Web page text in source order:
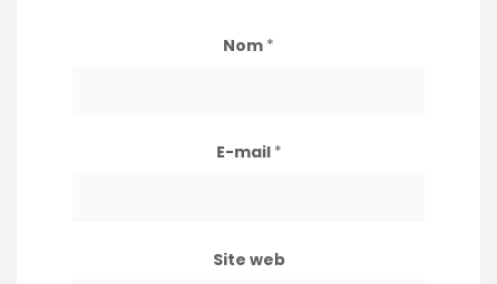
Nom *
E-mail *
Site web